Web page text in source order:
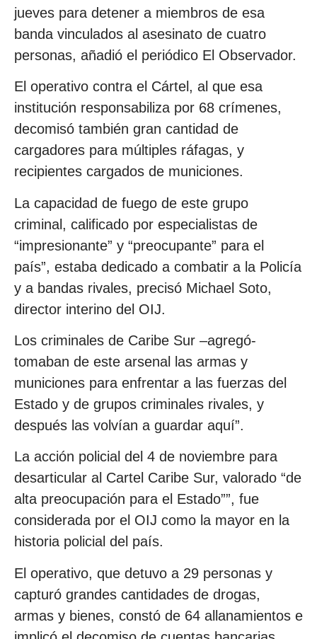
jueves para detener a miembros de esa
banda vinculados al asesinato de cuatro
personas, añadió el periódico El Observador.
El operativo contra el Cártel, al que esa
institución responsabiliza por 68 crímenes,
decomisó también gran cantidad de
cargadores para múltiples ráfagas, y
recipientes cargados de municiones.
La capacidad de fuego de este grupo
criminal, calificado por especialistas de
“impresionante” y “preocupante” para el
país”, estaba dedicado a combatir a la Policía
y a bandas rivales, precisó Michael Soto,
director interino del OIJ.
Los criminales de Caribe Sur –agregó-
tomaban de este arsenal las armas y
municiones para enfrentar a las fuerzas del
Estado y de grupos criminales rivales, y
después las volvían a guardar aquí”.
La acción policial del 4 de noviembre para
desarticular al Cartel Caribe Sur, valorado “de
alta preocupación para el Estado””, fue
considerada por el OIJ como la mayor en la
historia policial del país.
El operativo, que detuvo a 29 personas y
capturó grandes cantidades de drogas,
armas y bienes, constó de 64 allanamientos e